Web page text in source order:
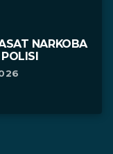
NARKOBA